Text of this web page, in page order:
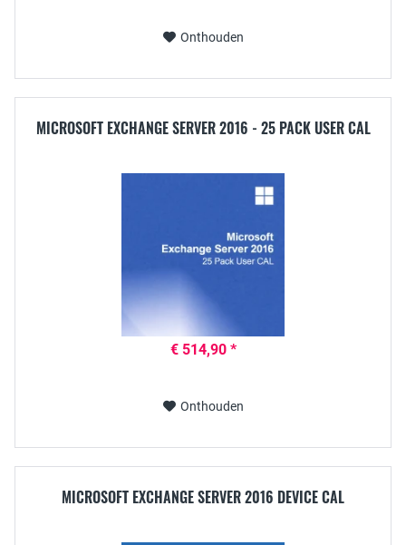
Onthouden
MICROSOFT EXCHANGE SERVER 2016 - 25 PACK USER CAL
€ 514,90 *
Onthouden
MICROSOFT EXCHANGE SERVER 2016 DEVICE CAL